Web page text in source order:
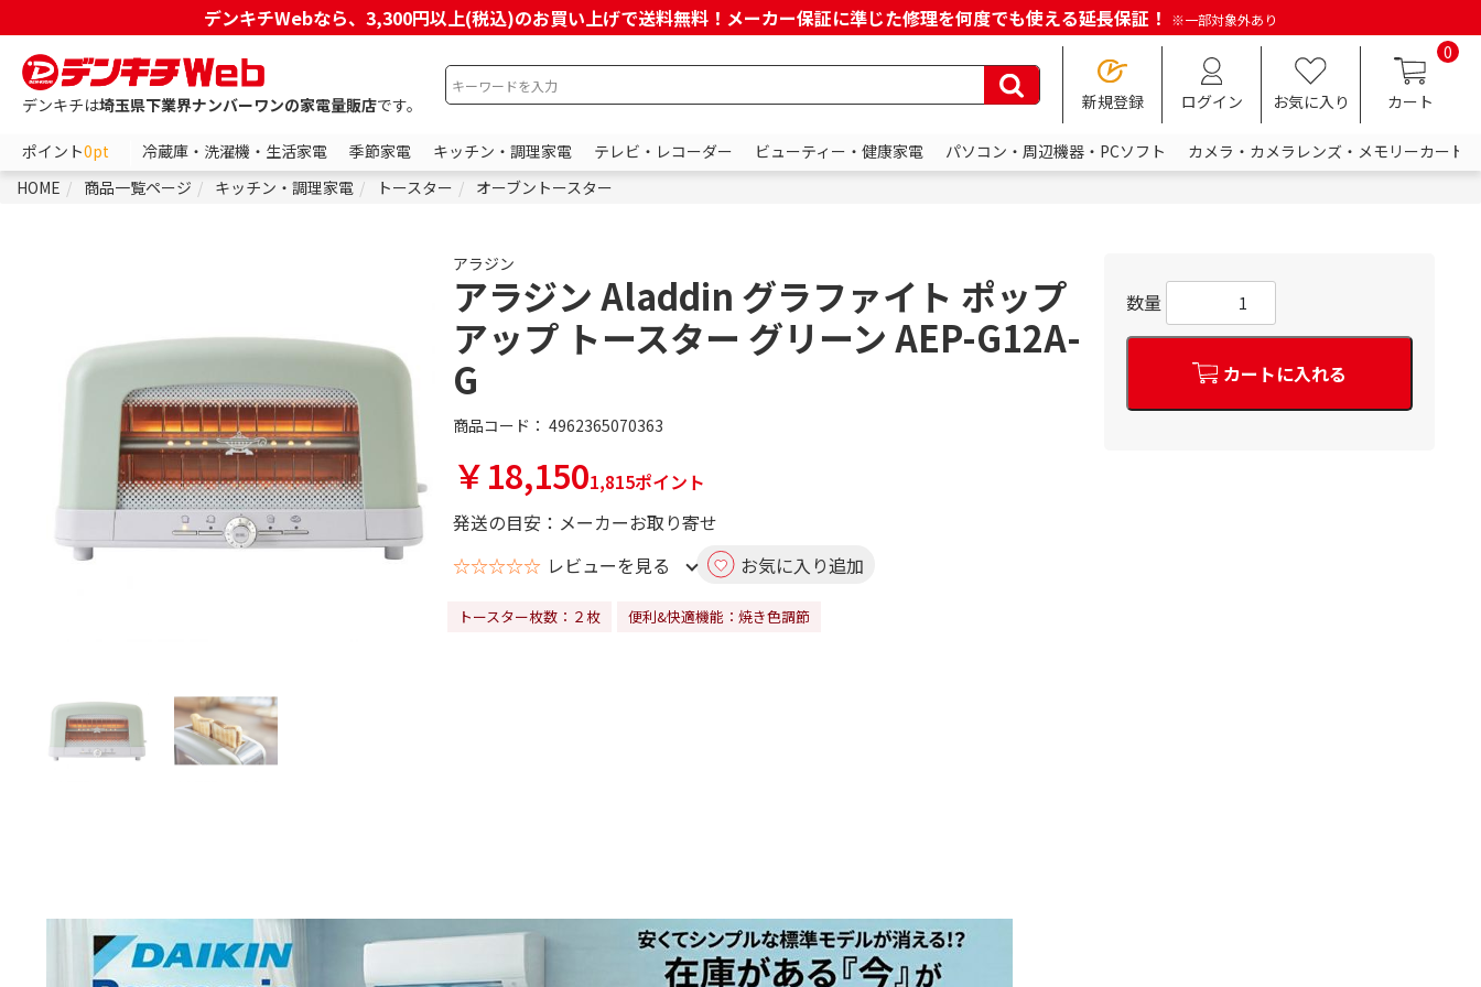
デンキチWebなら、3,300円以上(税込)のお買い上げで送料無料！メーカー保証に準じた修理を何度でも使える延長保証！ ※一部対象外あり
デンキチは埼玉県下業界ナンバーワンの家電量販店です。 新規登録 ログイン お気に入り
0
カート
ポイント0pt 冷蔵庫・洗濯機・生活家電 季節家電 キッチン・調理家電 テレビ・レコーダー ビューティー・健康家電 パソコン・周辺機器・PCソフト
カメラ・カメラレンズ・メモリーカード
HOME
商品一覧ページ キッチン・調理家電 トースター オーブントースター
アラジン
アラジン Aladdin グラファイト ポップ
アップ トースター グリーン AEP-G12A-
G
商品コード： 4962365070363
￥18,1501,815ポイント
発送の目安：メーカーお取り寄せ
☆☆☆☆☆ レビューを見る お気に入り追加
トースター枚数：２枚 便利&快適機能：焼き色調節
数量
カートに入れる